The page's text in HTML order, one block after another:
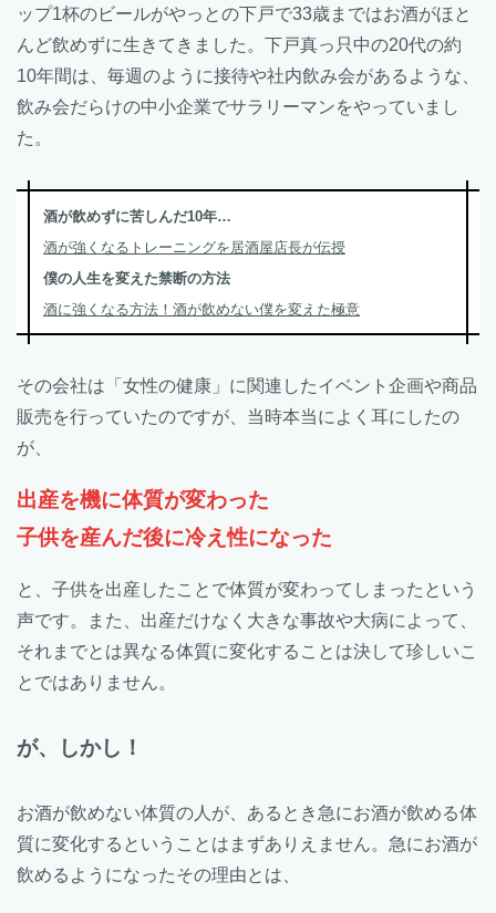
ップ1杯のビールがやっとの下戸で33歳まではお酒がほと
んど飲めずに生きてきました。下戸真っ只中の20代の約
10年間は、毎週のように接待や社内飲み会があるような、
飲み会だらけの中小企業でサラリーマンをやっていまし
た。
酒が飲めずに苦しんだ10年…
酒が強くなるトレーニングを居酒屋店長が伝授
僕の人生を変えた禁断の方法
酒に強くなる方法！酒が飲めない僕を変えた極意
その会社は「女性の健康」に関連したイベント企画や商品
販売を行っていたのですが、当時本当によく耳にしたの
が、
出産を機に体質が変わった
子供を産んだ後に冷え性になった
と、子供を出産したことで体質が変わってしまったという
声です。また、出産だけなく大きな事故や大病によって、
それまでとは異なる体質に変化することは決して珍しいこ
とではありません。
が、しかし！
お酒が飲めない体質の人が、あるとき急にお酒が飲める体
質に変化するということはまずありえません。急にお酒が
飲めるようになったその理由とは、